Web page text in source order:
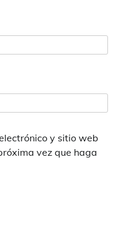
y sitio web
vez que haga